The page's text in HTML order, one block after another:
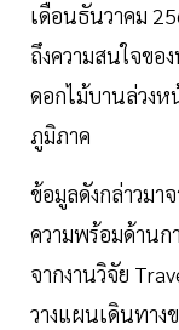
เดือนธันวาคม
ถึงความสนใจขอ
ดอกไม้บานล่วงห
ภูมิภาค
ข้อมูลดังกล่าวมา
ความพร้อมด้านก
จากงานวิจัย
วางแผนเดินทาง